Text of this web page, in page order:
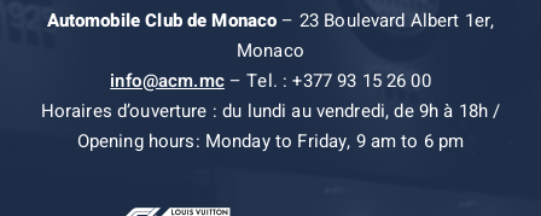
Automobile Club de Monaco– 23 Boulevard Albert 1er,
Monaco
info@acm.mc– Tel. : +377 93 15 26 00
Horaires d’ouverture : du lundi au vendredi, de 9h à 18h /
Opening hours: Monday to Friday, 9 am to 6 pm